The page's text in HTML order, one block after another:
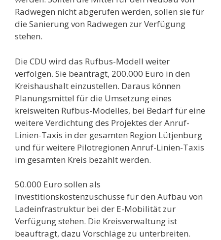
Radwegen nicht abgerufen werden, sollen sie für
die Sanierung von Radwegen zur Verfügung
stehen.
Die CDU wird das Rufbus-Modell weiter
verfolgen. Sie beantragt, 200.000 Euro in den
Kreishaushalt einzustellen. Daraus können
Planungsmittel für die Umsetzung eines
kreisweiten Rufbus-Modelles, bei Bedarf für eine
weitere Verdichtung des Projektes der Anruf-
Linien-Taxis in der gesamten Region Lütjenburg
und für weitere Pilotregionen Anruf-Linien-Taxis
im gesamten Kreis bezahlt werden.
50.000 Euro sollen als
Investitionskostenzuschüsse für den Aufbau von
Ladeinfrastruktur bei der E-Mobilität zur
Verfügung stehen. Die Kreisverwaltung ist
beauftragt, dazu Vorschläge zu unterbreiten.